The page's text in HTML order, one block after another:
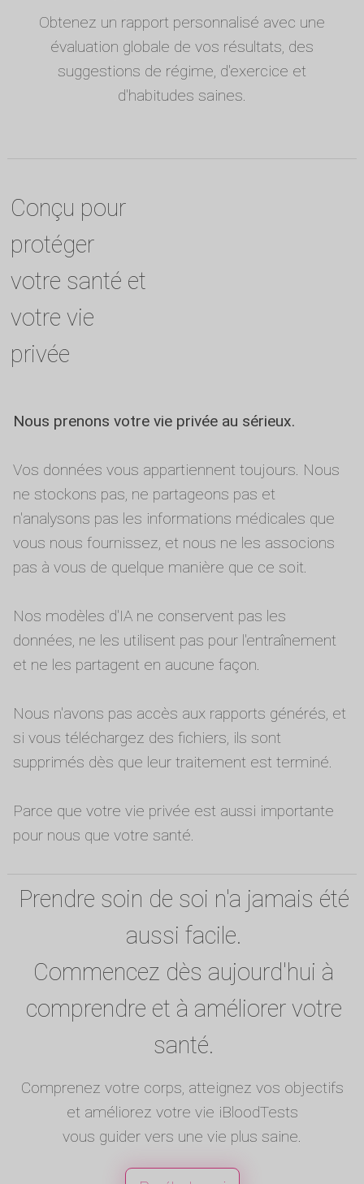
Obtenez un rapport personnalisé avec une
évaluation globale de vos résultats, des
suggestions de régime, d'exercice et
d'habitudes saines.
Conçu pour
protéger
votre santé et
votre vie
privée
Nous prenons votre vie privée au sérieux.
Vos données vous appartiennent toujours. Nous
ne stockons pas, ne partageons pas et
n'analysons pas les informations médicales que
vous nous fournissez, et nous ne les associons
pas à vous de quelque manière que ce soit.
Nos modèles d'IA ne conservent pas les
données, ne les utilisent pas pour l'entraînement
et ne les partagent en aucune façon.
Nous n'avons pas accès aux rapports générés, et
si vous téléchargez des fichiers, ils sont
supprimés dès que leur traitement est terminé.
Parce que votre vie privée est aussi importante
pour nous que votre santé.
Prendre soin de soi n'a jamais été
aussi facile.
Commencez dès aujourd'hui à
comprendre et à améliorer votre
santé.
Comprenez votre corps, atteignez vos objectifs
et améliorez votre vie iBloodTests
vous guider vers une vie plus saine.